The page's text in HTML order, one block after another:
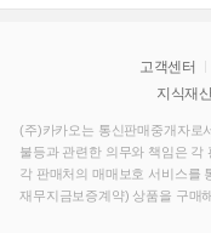
고객센터
지식재
(주)카카오는 통신판매중개자로
불등과 관련한 의무와 책임은 각
각 판매처의 매매보호 서비스를
재무지금보증계약) 상품을 구매